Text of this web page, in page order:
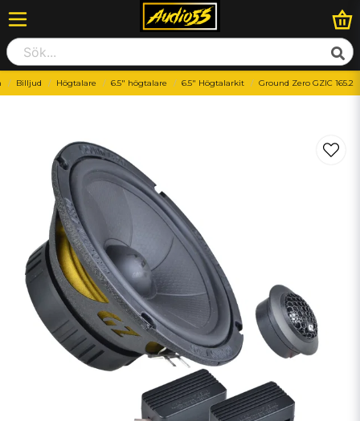
Billjud Högtalare 6.5" högtalare 6.5" Högtalarkit Ground Zero GZIC 165.2